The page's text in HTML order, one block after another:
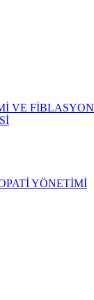
VE FİBLASYON
YÖNETİMİ